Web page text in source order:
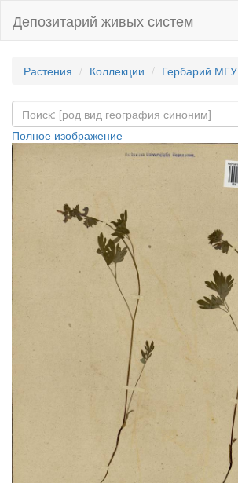
Депозитарий живых систем
Растения Коллекции Гербарий МГУ
Полное изображение